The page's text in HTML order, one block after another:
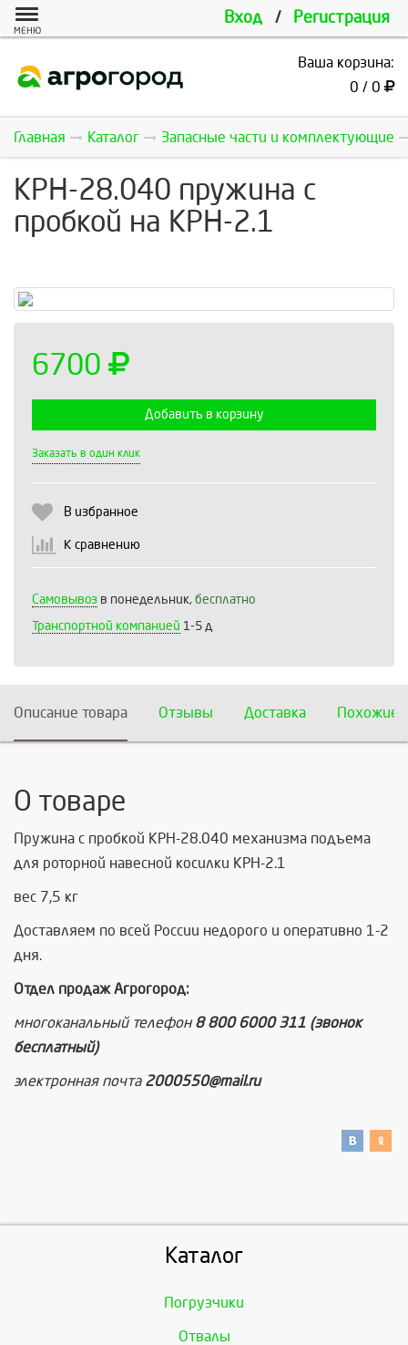
Вход / Регистрация
МЕНЮ
Ваша корзина:
0 / 0
Главная Каталог Запасные части и комплектующие
КРН-28.040 пружина с
пробкой на КРН-2.1
6700
Добавить в корзину
Заказать в один клик
В избранное
К сравнению
Самовывоз в понедельник, бесплатно
Транспортной компанией 1-5 д
Описание товара Отзывы Доставка Похожие
О товаре
Пружина с пробкой КРН-28.040 механизма подъема
для роторной навесной косилки КРН-2.1
вес 7,5 кг
Доставляем по всей России недорого и оперативно 1-2
дня.
Отдел продаж Агрогород:
многоканальный телефон8 800 6000 311 (звонок
бесплатный)
электронная почта 2000550@mail.ru
Каталог
Погрузчики
Отвалы